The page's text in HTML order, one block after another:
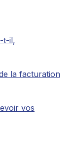
t-il,
la facturation
vos